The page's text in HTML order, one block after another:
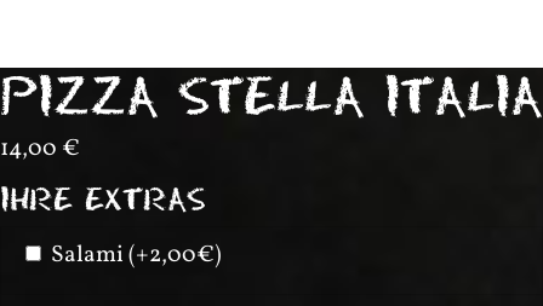
PIZZA STELLA ITALIA
14,00 €
IHRE EXTRAS
Salami (+2,00€)